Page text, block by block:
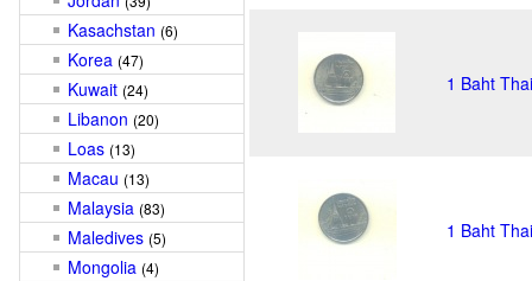
Kasachstan (6)
Korea (47)
Kuwait (24)
Libanon (20)
Loas (13)
Macau (13)
Malaysia (83)
Maledives (5)
Mongolia (4)
1 Baht
1 Baht